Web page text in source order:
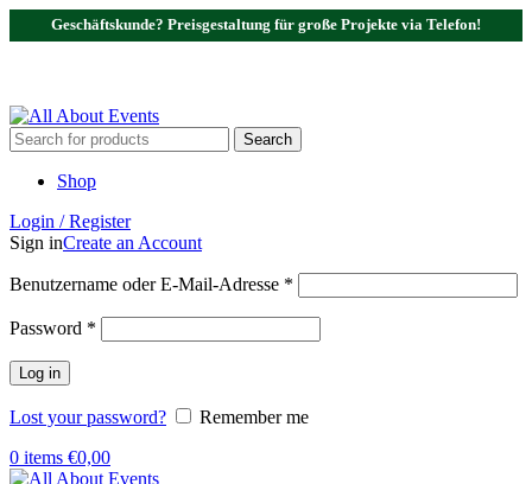
Geschäftskunde? Preisgestaltung für große Projekte via Telefon!
Search
Shop
Login / Register
Sign inCreate an Account
Benutzername oder E-Mail-Adresse *
Password *
Log in
Lost your password?
Remember me
0 items €0,00